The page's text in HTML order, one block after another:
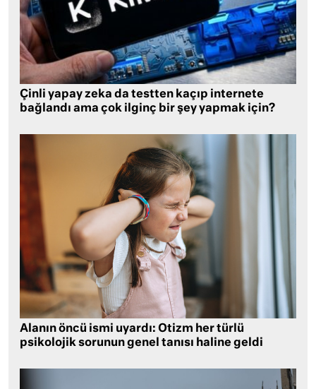
Çinli yapay zeka da testten kaçıp internete
bağlandı ama çok ilginç bir şey yapmak için?
Alanın öncü ismi uyardı: Otizm her türlü
psikolojik sorunun genel tanısı haline geldi